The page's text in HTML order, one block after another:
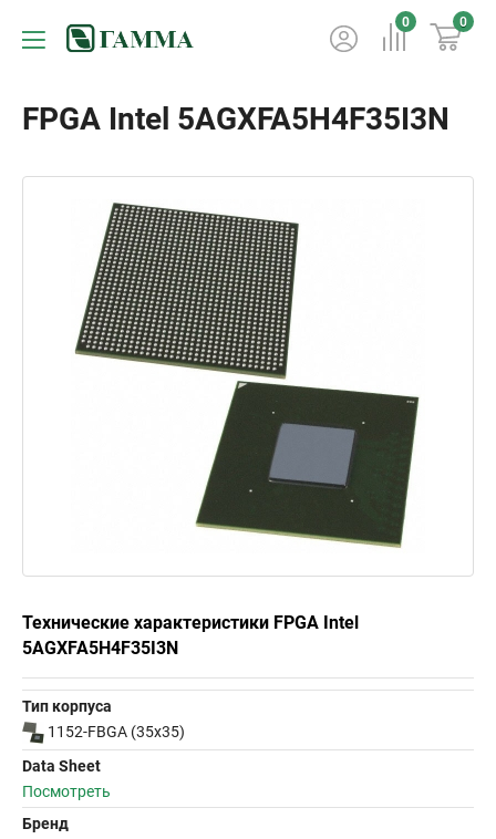
0 0
FPGA Intel 5AGXFA5H4F35I3N
Технические характеристики FPGA Intel
5AGXFA5H4F35I3N
Тип корпуса
1152-FBGA (35x35)
Data Sheet
Посмотреть
Бренд